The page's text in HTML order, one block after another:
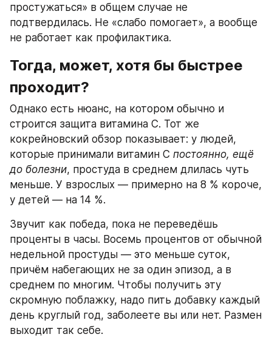
простужаться» в общем случае не
подтвердилась. Не «слабо помогает», а вообще
не работает как профилактика.
Тогда, может, хотя бы быстрее
проходит?
Однако есть нюанс, на котором обычно и
строится защита витамина C. Тот же
кокрейновский обзор показывает: у людей,
которые принимали витамин C постоянно, ещё
до болезни, простуда в среднем длилась чуть
меньше. У взрослых — примерно на 8 % короче,
у детей — на 14 %.
Звучит как победа, пока не переведёшь
проценты в часы. Восемь процентов от обычной
недельной простуды — это меньше суток,
причём набегающих не за один эпизод, а в
среднем по многим. Чтобы получить эту
скромную поблажку, надо пить добавку каждый
день круглый год, заболеете вы или нет. Размен
выходит так себе.